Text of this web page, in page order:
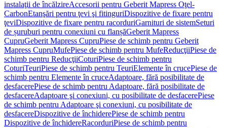
instalaţii de încălzireAccesorii pentru Geberit Mapress Oţel-
CarbonEtanşări pentru ţevi şi fitinguriDispozitive de fixare pentru
ţeviDispozitive de fixare pentru racorduriGarnituri de sistemSeturi
de șuruburi pentru conexiuni cu flanșăGeberit Mapress
CupruGeberit Mapress CupruPiese de schimb pentru Geberit
Mapress CupruMufePiese de schimb pentru MufeReducţiiPiese de
schimb pentru ReducţiiCoturiPiese de schimb pentru
CoturiTeuriPiese de schimb pentru TeuriElemente în crucePiese de
schimb pentru Elemente în cruceAdaptoare, fără posibilitate de
desfacerePiese de schimb pentru Adaptoare, fără posibilitate de
desfacereAdaptoare şi conexiuni, cu posibilitate de desfacerePiese
de schimb pentru Adaptoare şi conexiuni, cu posibilitate de
desfacereDispozitive de închiderePiese de schimb pentru
Dispozitive de închidereRacorduriPiese de schimb pentru